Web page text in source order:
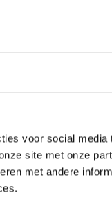
voor social media
site met onze
met andere